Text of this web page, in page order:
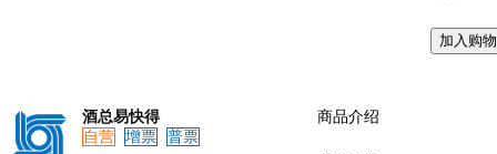
加入购
酒总易快得
自营
增票 普票
商品介绍